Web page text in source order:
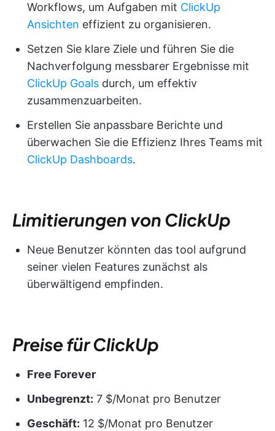
Workflows, um Aufgaben mit ClickUp
Ansichten effizient zu organisieren.
Setzen Sie klare Ziele und führen Sie die
Nachverfolgung messbarer Ergebnisse mit
ClickUp Goals durch, um effektiv
zusammenzuarbeiten.
Erstellen Sie anpassbare Berichte und
überwachen Sie die Effizienz Ihres Teams mit
ClickUp Dashboards.
Limitierungen von ClickUp
Neue Benutzer könnten das tool aufgrund
seiner vielen Features zunächst als
überwältigend empfinden.
Preise für ClickUp
Free Forever
Unbegrenzt: 7 $/Monat pro Benutzer
Geschäft: 12 $/Monat pro Benutzer